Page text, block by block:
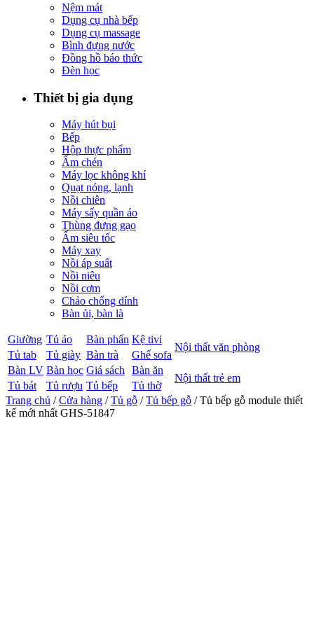
Nệm mát
Dụng cụ nhà bếp
Dụng cụ massage
Bình đựng nước
Đồng hồ báo thức
Đèn học
Thiết bị gia dụng
Máy hút bụi
Bếp
Hộp thực phẩm
Ấm chén
Máy lọc không khí
Quạt nóng, lạnh
Nồi chiên
Máy sấy quần áo
Thùng đựng gạo
Ấm siêu tốc
Máy xay
Nồi áp suất
Nồi niêu
Nồi cơm
Chảo chống dính
Bàn ủi, bàn là
Giường Tủ áo Bàn phấn Kệ tivi
Nội thất văn phòng
Tủ tab Tủ giày Bàn trà
Ghế sofa
Bàn LV Bàn học Giá sách Bàn ăn
Nội thất trẻ em
Tủ bát Tủ rượu Tủ bếp
Tủ thờ
Trang chủ /Cửa hàng /Tủ gỗ /Tủ bếp gỗ / Tủ bếp gỗ module thiết
kế mới nhất GHS-51847